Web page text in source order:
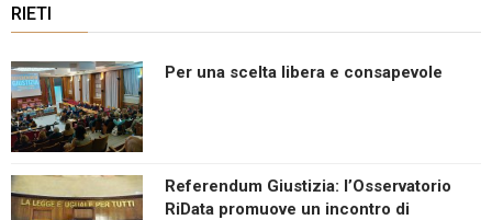
RIETI
Per una scelta libera e consapevole
Referendum Giustizia: l’Osservatorio
RiData promuove un incontro di